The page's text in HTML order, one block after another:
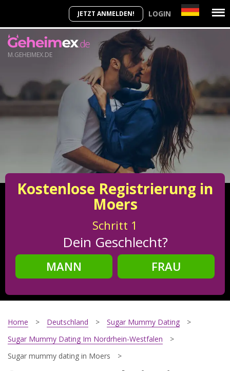
JETZT ANMELDEN! LOGIN
M.GEHEIMEX.DE
Kostenlose Registrierung in
Moers
Schritt 1
Dein Geschlecht?
MANN
FRAU
Schritt2
Schritt
Home Deutschland
Sugar Mummy Dating
Sugar Mummy Dating Im Nordrhein-Westfalen
Sugar mummy dating in Moers